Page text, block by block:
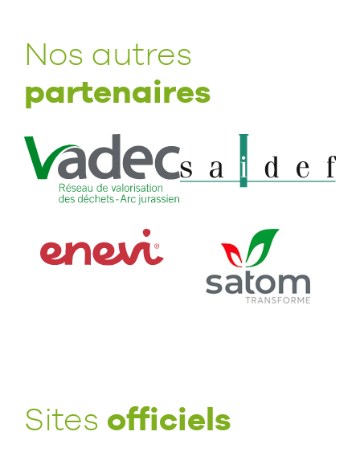
Nos autres
partenaires
Sites officiels